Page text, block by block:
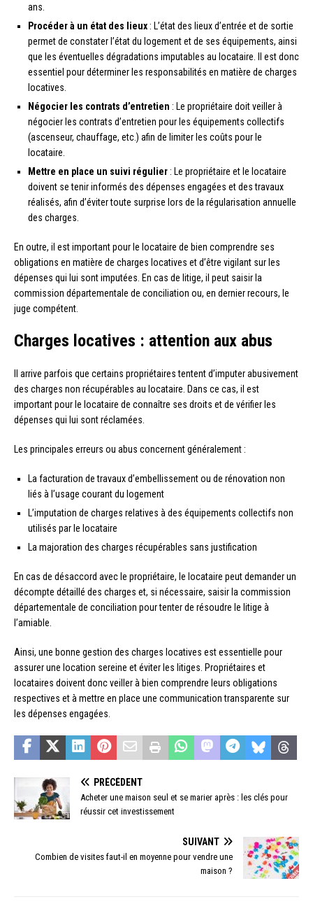
ans.
Procéder à un état des lieux : L’état des lieux d’entrée et de sortie
permet de constater l’état du logement et de ses équipements, ainsi
que les éventuelles dégradations imputables au locataire. Il est donc
essentiel pour déterminer les responsabilités en matière de charges
locatives.
Négocier les contrats d’entretien : Le propriétaire doit veiller à
négocier les contrats d’entretien pour les équipements collectifs
(ascenseur, chauffage, etc.) afin de limiter les coûts pour le
locataire.
Mettre en place un suivi régulier : Le propriétaire et le locataire
doivent se tenir informés des dépenses engagées et des travaux
réalisés, afin d’éviter toute surprise lors de la régularisation annuelle
des charges.
En outre, il est important pour le locataire de bien comprendre ses
obligations en matière de charges locatives et d’être vigilant sur les
dépenses qui lui sont imputées. En cas de litige, il peut saisir la
commission départementale de conciliation ou, en dernier recours, le
juge compétent.
Charges locatives : attention aux abus
Il arrive parfois que certains propriétaires tentent d’imputer abusivement
des charges non récupérables au locataire. Dans ce cas, il est
important pour le locataire de connaître ses droits et de vérifier les
dépenses qui lui sont réclamées.
Les principales erreurs ou abus concernent généralement :
La facturation de travaux d’embellissement ou de rénovation non
liés à l’usage courant du logement
L’imputation de charges relatives à des équipements collectifs non
utilisés par le locataire
La majoration des charges récupérables sans justification
En cas de désaccord avec le propriétaire, le locataire peut demander un
décompte détaillé des charges et, si nécessaire, saisir la commission
départementale de conciliation pour tenter de résoudre le litige à
l’amiable.
Ainsi, une bonne gestion des charges locatives est essentielle pour
assurer une location sereine et éviter les litiges. Propriétaires et
locataires doivent donc veiller à bien comprendre leurs obligations
respectives et à mettre en place une communication transparente sur
les dépenses engagées.
PRÉCÉDENT
Acheter une maison seul et se marier après : les clés pour
réussir cet investissement
SUIVANT
Combien de visites faut-il en moyenne pour vendre une
maison ?